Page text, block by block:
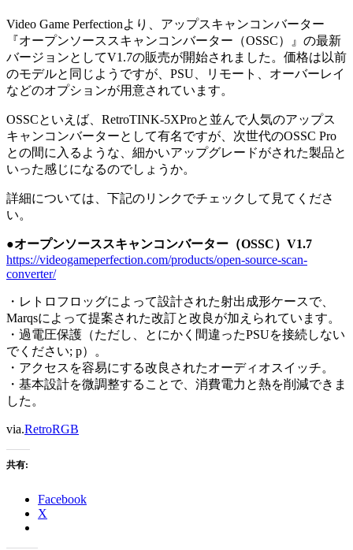
Video Game Perfectionより、アップスキャンコンバーター
『オープンソーススキャンコンバーター（OSSC）』の最新
バージョンとしてV1.7の販売が開始されました。価格は以前
のモデルと同じようですが、PSU、リモート、オーバーレイ
などのオプションが用意されています。
OSSCといえば、RetroTINK-5XProと並んで人気のアップス
キャンコンバーターとして有名ですが、次世代のOSSC Pro
との間に入るような、細かいアップグレードがされた製品と
いった感じになるのでしょうか。
詳細については、下記のリンクでチェックして見てくださ
い。
●オープンソーススキャンコンバーター（OSSC）V1.7
https://videogameperfection.com/products/open-source-scan-
converter/
・レトロフロッグによって設計された射出成形ケースで、
Marqsによって提案された改訂と改良が加えられています。
・過電圧保護（ただし、とにかく間違ったPSUを接続しない
でください; p）。
・アクセスを容易にする改良されたオーディオスイッチ。
・基本設計を微調整することで、消費電力と熱を削減できま
した。
via.RetroRGB
共有:
Facebook
X